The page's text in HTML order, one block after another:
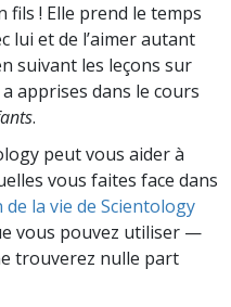
fils ! Elle prend le temps
lui et de l’aimer autant
suivant les leçons sur
apprises dans le cours
.
peut vous aider à
vous faites face dans
la vie de Scientology
vous pouvez utiliser —
trouverez nulle part